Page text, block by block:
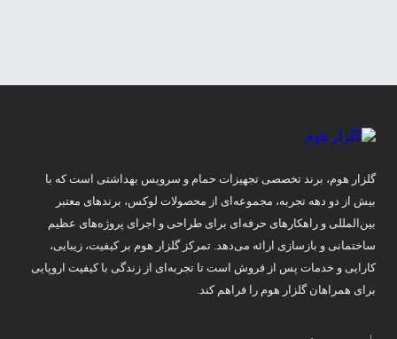
گلزار هوم، برند تخصصی تجهیزات حمام و سرویس بهداشتی است که با
بیش از دو دهه تجربه، مجموعه‌ای از محصولات لوکس، برندهای معتبر
بین‌المللی و راهکارهای حرفه‌ای برای طراحی و اجرای پروژه‌های عظیم
ساختمانی و بازسازی ارائه می‌دهد. تمرکز گلزار هوم بر کیفیت، زیبایی،
کارایی و خدمات پس از فروش است تا تجربه‌ای از زندگی با کیفیت اروپایی
برای همراهان گلزار هوم را فراهم کند.